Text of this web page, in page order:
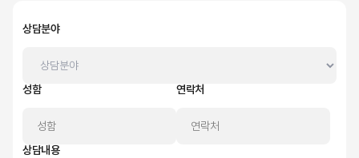
상담분야
성함 연락처
상담내용